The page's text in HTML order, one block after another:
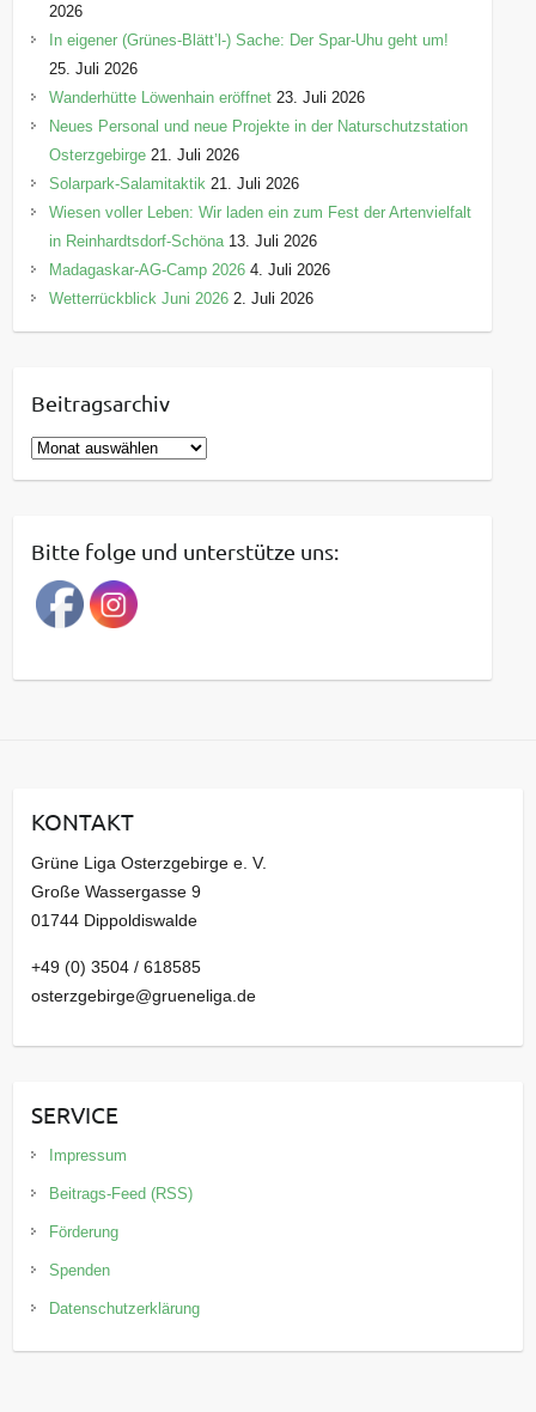
2026
In eigener (Grünes-Blätt’l-) Sache: Der Spar-Uhu geht um!
25. Juli 2026
Wanderhütte Löwenhain eröffnet 23. Juli 2026
Neues Personal und neue Projekte in der Naturschutzstation
Osterzgebirge 21. Juli 2026
Solarpark-Salamitaktik 21. Juli 2026
Wiesen voller Leben: Wir laden ein zum Fest der Artenvielfalt
in Reinhardtsdorf-Schöna 13. Juli 2026
Madagaskar-AG-Camp 2026 4. Juli 2026
Wetterrückblick Juni 2026 2. Juli 2026
Beitragsarchiv
B
e
r
a
g
a
v
Bitte folge und unterstütze uns:
KONTAKT
Grüne Liga Osterzgebirge e. V.
Große Wassergasse 9
01744 Dippoldiswalde
+49 (0) 3504 / 618585
osterzgebirge@grueneliga.de
SERVICE
Impressum
Beitrags-Feed (RSS)
Förderung
Spenden
Datenschutzerklärung